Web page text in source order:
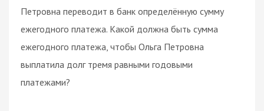
Петровна переводит в банк определённую сумму
ежегодного платежа. Какой должна быть сумма
ежегодного платежа, чтобы Ольга Петровна
выплатила долг тремя равными годовыми
платежами?